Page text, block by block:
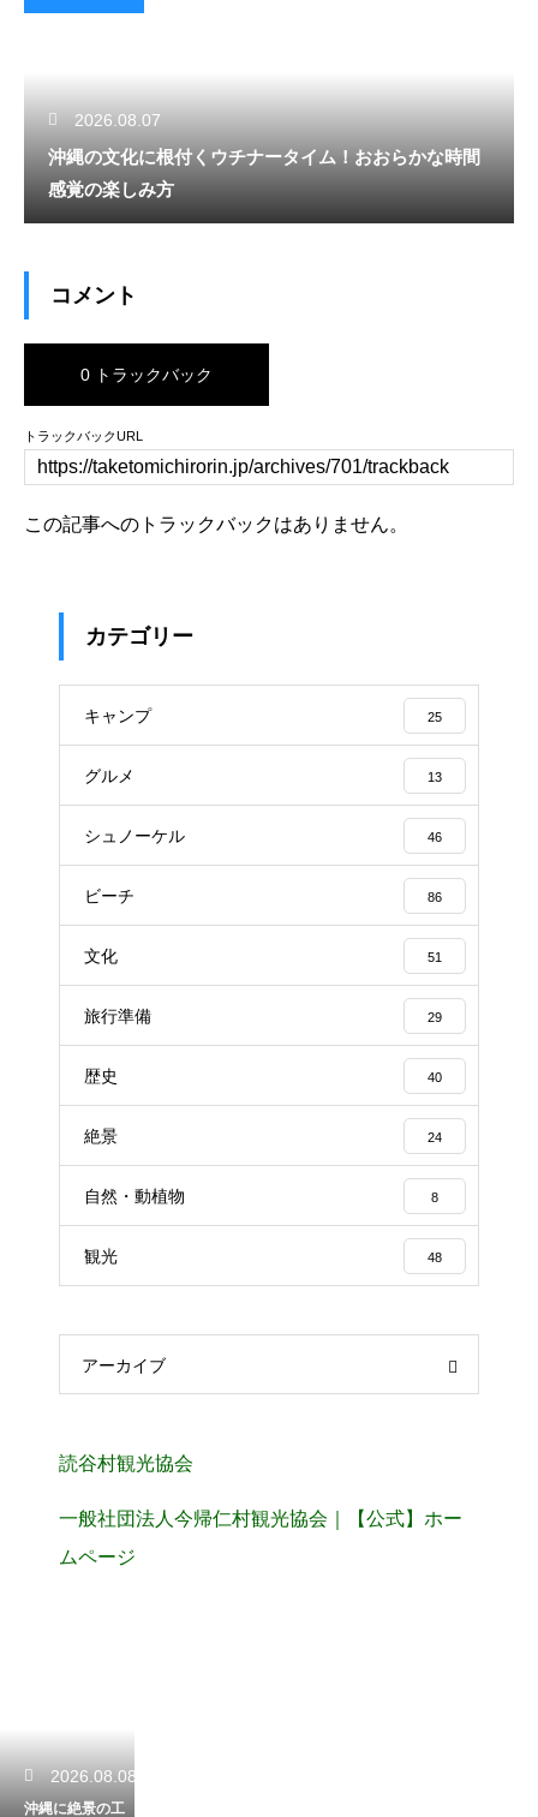
2026.08.07
沖縄の文化に根付くウチナータイム！おおらかな時間
感覚の楽しみ方
コメント
0 トラックバック
トラックバックURL
この記事へのトラックバックはありません。
カテゴリー
キャンプ 25
グルメ 13
シュノーケル 46
ビーチ 86
文化 51
旅行準備 29
歴史 40
絶景 24
自然・動植物 8
観光 48
アーカイブ
読谷村観光協会
一般社団法人今帰仁村観光協会｜【公式】ホー
ムページ
2026.08.08
沖縄に絶景の工